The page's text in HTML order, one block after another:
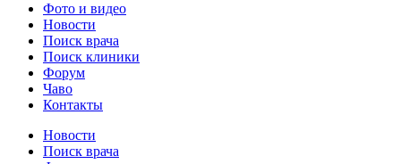
Фото и видео
Новости
Поиск врача
Поиск клиники
Форум
Чаво
Контакты
Новости
Поиск врача